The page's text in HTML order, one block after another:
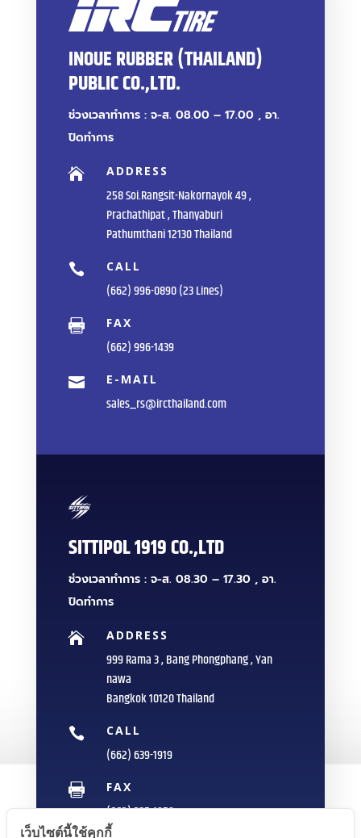
INOUE RUBBER (THAILAND)
PUBLIC CO.,LTD.
ช่วงเวลาทำการ : จ-ส. 08.00 – 17.00 , อา.
ปิดทำการ
 ADDRESS
258 Soi.Rangsit-Nakornayok 49 ,
Prachathipat , Thanyaburi
Pathumthani 12130 Thailand
 CALL
(662) 996-0890 (23 Lines)
 FAX
(662) 996-1439
 E-MAIL
sales_rs@ircthailand.com
SITTIPOL 1919 CO.,LTD
ช่วงเวลาทำการ : จ-ส. 08.30 – 17.30 , อา.
ปิดทำการ
 ADDRESS
999 Rama 3 , Bang Phongphang , Yan
nawa
Bangkok 10120 Thailand
 CALL
(662) 639-1919
 FAX
(662) 235-1959
เว็บไซต์นี้ใช้คุกกี้